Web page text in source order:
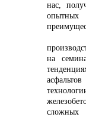
нас,
на
сложных